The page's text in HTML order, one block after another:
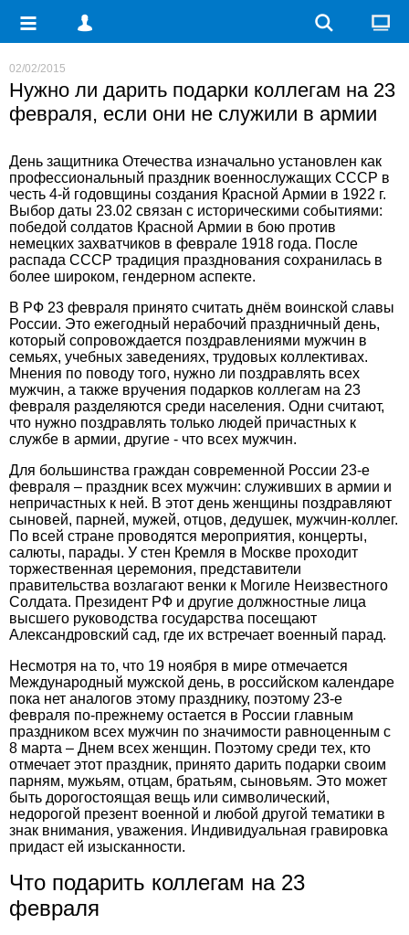
02/02/2015
Нужно ли дарить подарки коллегам на 23
февраля, если они не служили в армии
День защитника Отечества изначально установлен как
профессиональный праздник военнослужащих СССР в
честь 4-й годовщины создания Красной Армии в 1922 г.
Выбор даты 23.02 связан с историческими событиями:
победой солдатов Красной Армии в бою против
немецких захватчиков в феврале 1918 года. После
распада СССР традиция празднования сохранилась в
более широком, гендерном аспекте.
В РФ 23 февраля принято считать днём воинской славы
России. Это ежегодный нерабочий праздничный день,
который сопровождается поздравлениями мужчин в
семьях, учебных заведениях, трудовых коллективах.
Мнения по поводу того, нужно ли поздравлять всех
мужчин, а также вручения подарков коллегам на 23
февраля разделяются среди населения. Одни считают,
что нужно поздравлять только людей причастных к
службе в армии, другие - что всех мужчин.
Для большинства граждан современной России 23-е
февраля – праздник всех мужчин: служивших в армии и
непричастных к ней. В этот день женщины поздравляют
сыновей, парней, мужей, отцов, дедушек, мужчин-коллег.
По всей стране проводятся мероприятия, концерты,
салюты, парады. У стен Кремля в Москве проходит
торжественная церемония, представители
правительства возлагают венки к Могиле Неизвестного
Солдата. Президент РФ и другие должностные лица
высшего руководства государства посещают
Александровский сад, где их встречает военный парад.
Несмотря на то, что 19 ноября в мире отмечается
Международный мужской день, в российском календаре
пока нет аналогов этому празднику, поэтому 23-е
февраля по-прежнему остается в России главным
праздником всех мужчин по значимости равноценным с
8 марта – Днем всех женщин. Поэтому среди тех, кто
отмечает этот праздник, принято дарить подарки своим
парням, мужьям, отцам, братьям, сыновьям. Это может
быть дорогостоящая вещь или символический,
недорогой презент военной и любой другой тематики в
знак внимания, уважения. Индивидуальная гравировка
придаст ей изысканности.
Что подарить коллегам на 23
февраля